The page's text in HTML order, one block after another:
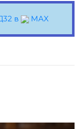
в MAX